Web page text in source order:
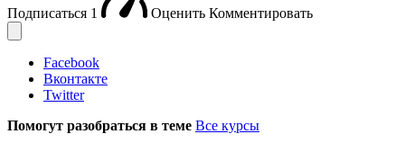
Подписаться 1 Оценить Комментировать
Facebook
Вконтакте
Twitter
Помогут разобраться в теме Все курсы